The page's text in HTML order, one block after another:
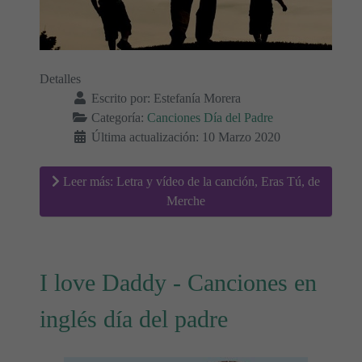
Detalles
Escrito por: Estefanía Morera
Categoría: Canciones Día del Padre
Última actualización: 10 Marzo 2020
Leer más: Letra y vídeo de la canción, Eras Tú, de
Merche
I love Daddy - Canciones en
inglés día del padre